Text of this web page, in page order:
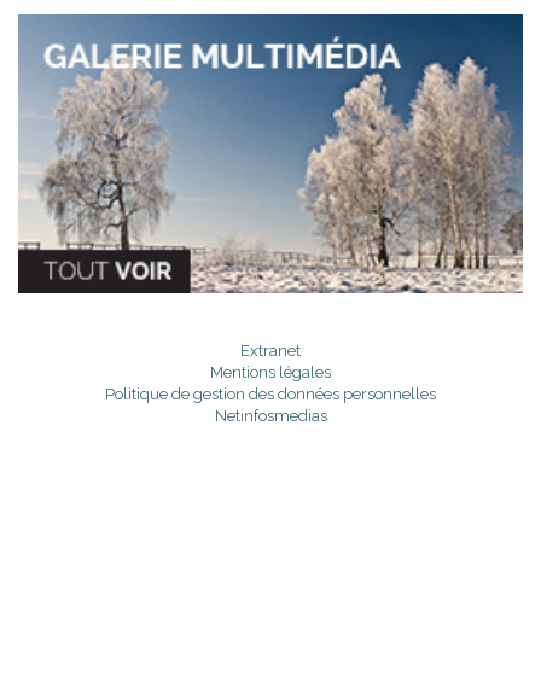
Extranet
Mentions légales
Politique de gestion des données personnelles
Netinfosmedias